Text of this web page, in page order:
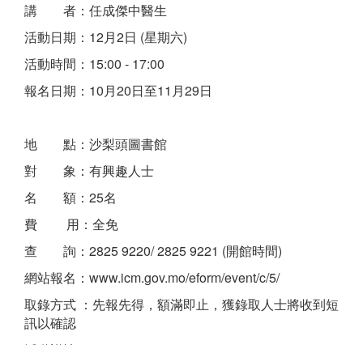
講 者：任成傑中醫生
活動日期：12月2日 (星期六)
活動時間：15:00 - 17:00
報名日期：10月20日至11月29日
地 點：沙梨頭圖書館
對 象：有興趣人士
名 額：25名
費 用：全免
查 詢：2825 9220/ 2825 9221 (開館時間)
網站報名：www.icm.gov.mo/eform/event/c/5/
取錄方式 ：先報先得，額滿即止，獲錄取人士將收到短
訊以確認